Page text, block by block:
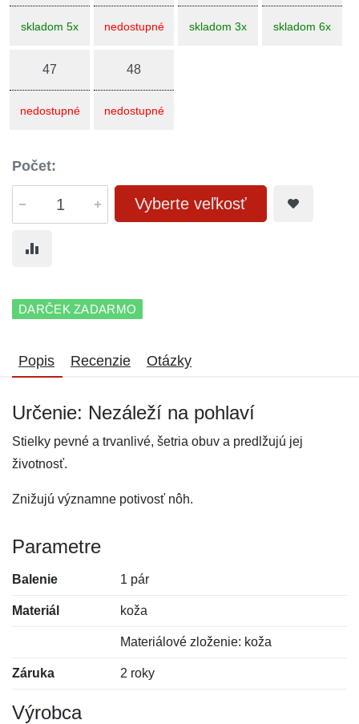
skladom 5x nedostupné skladom 3x skladom 6x
47
nedostupné
48
nedostupné
Počet:
Vyberte veľkosť
DARČEK ZADARMO
Popis Recenzie Otázky
Určenie: Nezáleží na pohlaví
Stielky pevné a trvanlivé, šetria obuv a predlžujú jej
životnosť.
Znižujú významne potivosť nôh.
Parametre
Balenie 1 pár
Materiál koža
Materiálové zloženie: koža
Záruka 2 roky
Výrobca